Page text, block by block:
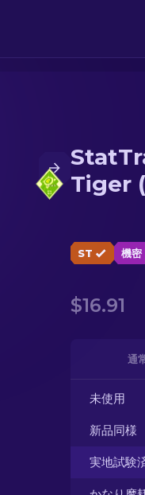
Tiger
ST 機密
$16.91
通
未使用
新品同様
実地試験